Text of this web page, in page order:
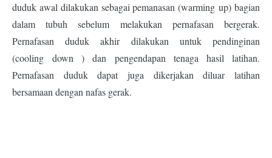
duduk awal dilakukan sebagai pemanasan (warming up) bagian
dalam tubuh sebelum melakukan pernafasan bergerak.
Pernafasan duduk akhir dilakukan untuk pendinginan
(cooling down ) dan pengendapan tenaga hasil latihan.
Pernafasan duduk dapat juga dikerjakan diluar latihan
bersamaan dengan nafas gerak.